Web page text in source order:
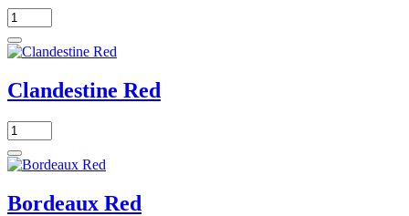
Clandestine Red
Bordeaux Red